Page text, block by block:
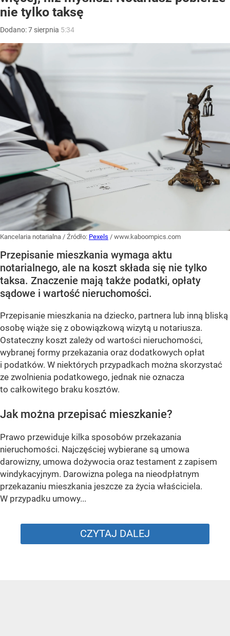
nie tylko taksę
Dodano:7 sierpnia 5:34
Kancelaria notarialna / Źródło: Pexels / www.kaboompics.com
Przepisanie mieszkania wymaga aktu
notarialnego, ale na koszt składa się nie tylko
taksa. Znaczenie mają także podatki, opłaty
sądowe i wartość nieruchomości.
Przepisanie mieszkania na dziecko, partnera lub inną bliską
osobę wiąże się z obowiązkową wizytą u notariusza.
Ostateczny koszt zależy od wartości nieruchomości,
wybranej formy przekazania oraz dodatkowych opłat
i podatków. W niektórych przypadkach można skorzystać
ze zwolnienia podatkowego, jednak nie oznacza
to całkowitego braku kosztów.
Jak można przepisać mieszkanie?
Prawo przewiduje kilka sposobów przekazania
nieruchomości. Najczęściej wybierane są umowa
darowizny, umowa dożywocia oraz testament z zapisem
windykacyjnym. Darowizna polega na nieodpłatnym
przekazaniu mieszkania jeszcze za życia właściciela.
W przypadku umowy...
CZYTAJ DALEJ